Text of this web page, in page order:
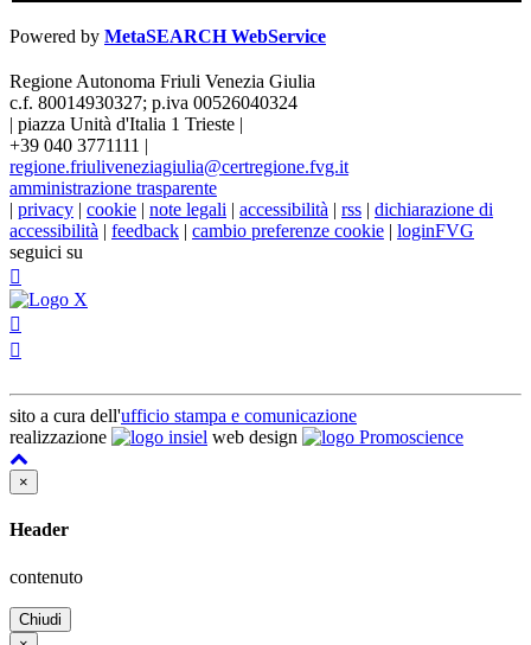
Powered by MetaSEARCH WebService
Regione Autonoma Friuli Venezia Giulia
c.f. 80014930327; p.iva 00526040324
| piazza Unità d'Italia 1 Trieste |
+39 040 3771111 |
regione.friuliveneziagiulia@certregione.fvg.it
amministrazione trasparente
| privacy | cookie | note legali | accessibilità | rss | dichiarazione di
accessibilità | feedback | cambio preferenze cookie | loginFVG
seguici su
sito a cura dell'ufficio stampa e comunicazione
realizzazione
web design
×
Header
contenuto
Chiudi